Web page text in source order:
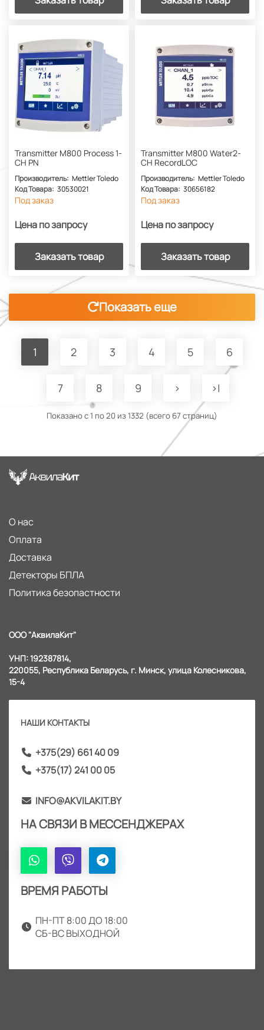
Transmitter M800 Process 1-
CH PN
Производитель: Mettler Toledo
Код Товара: 30530021
Под заказ
Цена по запросу
Заказать товар
Transmitter M800 Water2-
CH RecordLOC
Производитель: Mettler Toledo
Код Товара: 30656182
Под заказ
Цена по запросу
Заказать товар
Показать еще
1 2 3 4 5 6
7 8 9 > >|
Показано с 1 по 20 из 1332 (всего 67 страниц)
О нас
Оплата
Доставка
Детекторы БПЛА
Политика безопастности
ООО "АквилаКит"
УНП: 192387814,
220055, Республика Беларусь, г. Минск, улица Колесникова,
15-4
НАШИ КОНТАКТЫ
+375(29) 661 40 09
+375(17) 241 00 05
INFO@AKVILAKIT.BY
НА СВЯЗИ В МЕССЕНДЖЕРАХ
ВРЕМЯ РАБОТЫ
ПН-ПТ 8:00 ДО 18:00
СБ-ВС ВЫХОДНОЙ